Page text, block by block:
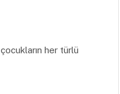
her türlü